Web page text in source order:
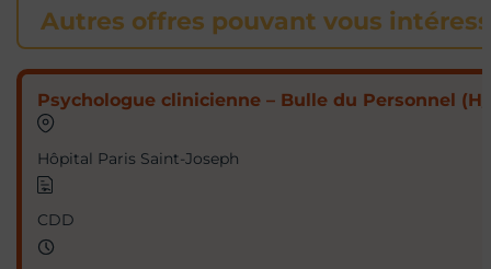
Autres offres pouvant vous
Psychologue clinicienne – Bulle du Personnel (H/
Hôpital Paris Saint-Joseph
CDD